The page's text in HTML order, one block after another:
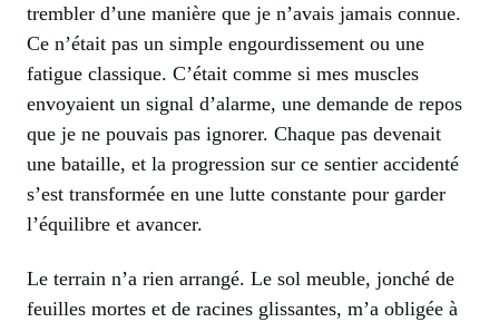
trembler d’une manière que je n’avais jamais connue.
Ce n’était pas un simple engourdissement ou une
fatigue classique. C’était comme si mes muscles
envoyaient un signal d’alarme, une demande de repos
que je ne pouvais pas ignorer. Chaque pas devenait
une bataille, et la progression sur ce sentier accidenté
s’est transformée en une lutte constante pour garder
l’équilibre et avancer.
Le terrain n’a rien arrangé. Le sol meuble, jonché de
feuilles mortes et de racines glissantes, m’a obligée à